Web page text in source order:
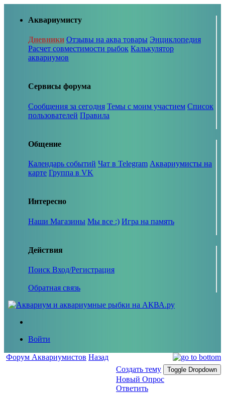
Аквариумисту
Дневники Отзывы на аква товары Энциклопедия
Расчет совместимости рыбок Калькулятор
аквариумов
Сервисы форума
Сообщения за сегодня Темы с моим участием Список
пользователей Правила
Общение
Календарь событий Чат в Telegram Аквариумисты на
карте Группа в VK
Интересно
Наши Магазины Мы все :) Игра на память
Действия
Поиск Вход/Регистрация
Обратная связь
Войти
Форум Аквариумистов Назад
Создать тему
Toggle Dropdown
Новый Опрос
Ответить